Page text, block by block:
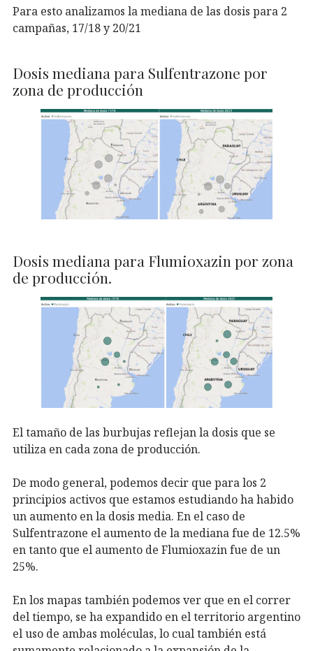
Para esto analizamos la mediana de las dosis para 2
campañas, 17/18 y 20/21
Dosis mediana para Sulfentrazone por
zona de producción
Dosis mediana para Flumioxazin por zona
de producción.
El tamaño de las burbujas reflejan la dosis que se
utiliza en cada zona de producción.
De modo general, podemos decir que para los 2
principios activos que estamos estudiando ha habido
un aumento en la dosis media. En el caso de
Sulfentrazone el aumento de la mediana fue de 12.5%
en tanto que el aumento de Flumioxazin fue de un
25%.
En los mapas también podemos ver que en el correr
del tiempo, se ha expandido en el territorio argentino
el uso de ambas moléculas, lo cual también está